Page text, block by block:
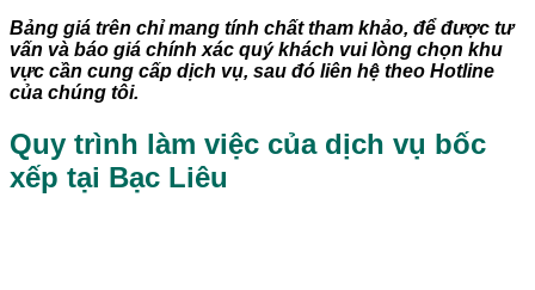
Bảng giá trên chỉ mang tính chất tham khảo, để được tư
vấn và báo giá chính xác quý khách vui lòng chọn khu
vực cần cung cấp dịch vụ, sau đó liên hệ theo Hotline
của chúng tôi.
Quy trình làm việc của dịch vụ bốc
xếp tại Bạc Liêu